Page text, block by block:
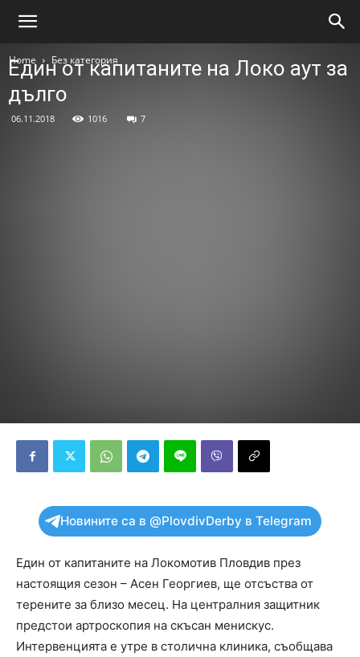
Home Без категория
Един от капитаните на Локо аут за
дълго
06.11.2018 1016 7
Новините са в @PlovdivDerby в Telegram
Един от капитаните на Локомотив Пловдив през
настоящия сезон – Асен Георгиев, ще отсъства от
терените за близо месец. На централния защитник
предстои артроскопия на скъсан менискус.
Интервенцията е утре в столична клиника, съобщава